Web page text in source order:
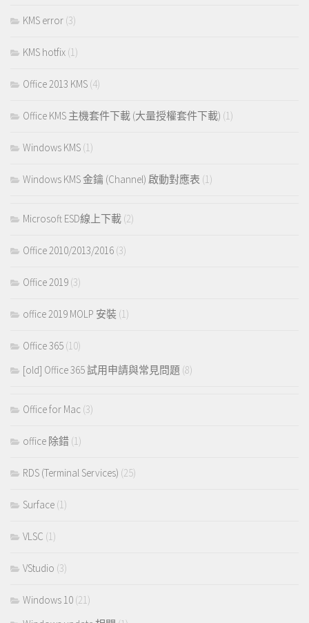
KMS error (3)
KMS hotfix (1)
Office 2013 KMS (4)
Office KMS 主機套件下載 (大量授權套件下載) (1)
Windows KMS (1)
Windows KMS 金鑰 (Channel) 啟動對應表 (1)
Microsoft ESD線上下載 (2)
Office 2010/2013/2016 (3)
Office 2019 (3)
office 2019 MOLP 安裝 (1)
Office 365 (10)
[old] Office 365 試用申請與常見問題 (8)
Office for Mac (3)
office 除錯 (1)
RDS (Terminal Services) (25)
Surface (1)
VLSC (1)
VStudio (3)
Windows 10 (21)